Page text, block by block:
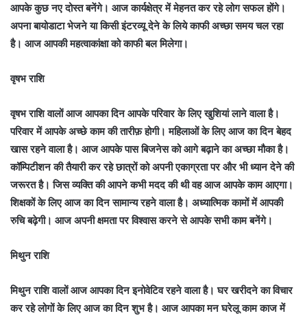
आपके कुछ नए दोस्त बनेंगे। आज कार्यक्षेत्र में मेहनत कर रहे लोग सफल होंगे।
अपना बायोडाटा भेजने या किसी इंटरव्यू देने के लिये काफी अच्छा समय चल रहा
है। आज आपकी महत्वाकांक्षा को काफी बल मिलेगा।
वृषभ राशि
वृषभ राशि वालों आज आपका दिन आपके परिवार के लिए खुशियां लाने वाला है।
परिवार में आपके अच्छे काम की तारीफ़ होगी। महिलाओं के लिए आज का दिन बेहद
खास रहने वाला है। आज आपके पास बिजनेस को आगे बढ़ाने का अच्छा मौका है।
कॉम्पिटीशन की तैयारी कर रहे छात्रों को अपनी एकाग्रता पर और भी ध्यान देने की
जरूरत है। जिस व्यक्ति की आपने कभी मदद की थी वह आज आपके काम आएगा।
शिक्षकों के लिए आज का दिन सामान्य रहने वाला है। अध्यात्मिक कामों में आपकी
रुचि बढ़ेगी। आज अपनी क्षमता पर विश्वास करने से आपके सभी काम बनेंगे।
मिथुन राशि
मिथुन राशि वालों आज आपका दिन इनोवेटिव रहने वाला है। घर खरीदने का विचार
कर रहे लोगों के लिए आज का दिन शुभ है। आज आपका मन घरेलू काम काज में